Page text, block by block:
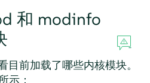
和 modinfo
目前加载了哪些内核模块。
示：